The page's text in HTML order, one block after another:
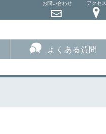
お問い合わせ アクセス
よくある質問